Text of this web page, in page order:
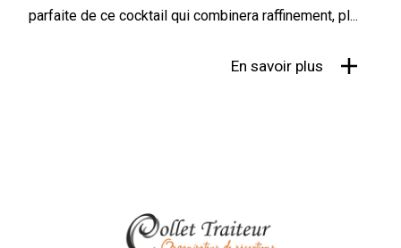
parfaite de ce cocktail qui combinera raffinement, pl...
En savoir plus